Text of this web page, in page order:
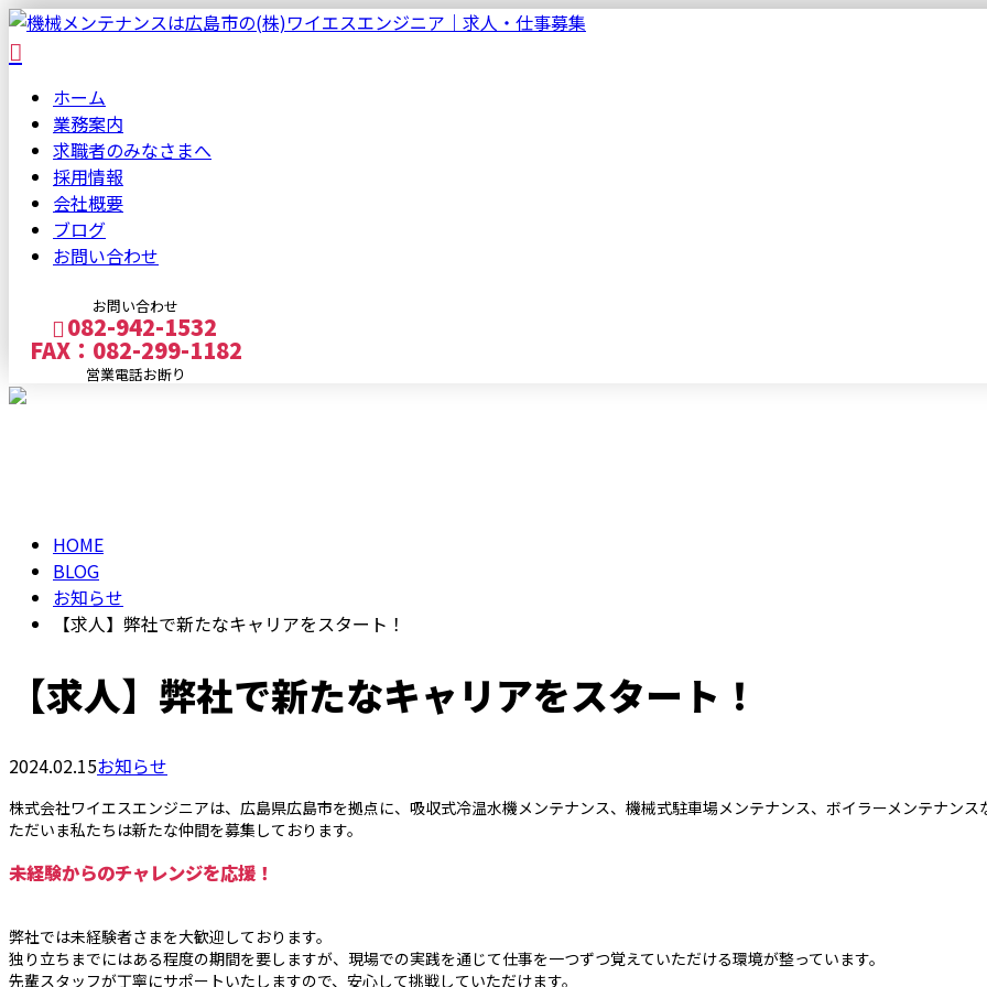
ホーム
業務案内
求職者のみなさまへ
採用情報
会社概要
ブログ
お問い合わせ
お問い合わせ
082-942-1532
FAX：082-299-1182
営業電話お断り
HOME
BLOG
お知らせ
【求人】弊社で新たなキャリアをスタート！
【求人】弊社で新たなキャリアをスタート！
2024.02.15お知らせ
株式会社ワイエスエンジニアは、広島県広島市を拠点に、吸収式冷温水機メンテナンス、機械式駐車場メンテナンス、ボイラーメンテナンス
ただいま私たちは新たな仲間を募集しております。
未経験からのチャレンジを応援！
弊社では未経験者さまを大歓迎しております。
独り立ちまでにはある程度の期間を要しますが、現場での実践を通じて仕事を一つずつ覚えていただける環境が整っています。
先輩スタッフが丁寧にサポートいたしますので、安心して挑戦していただけます。